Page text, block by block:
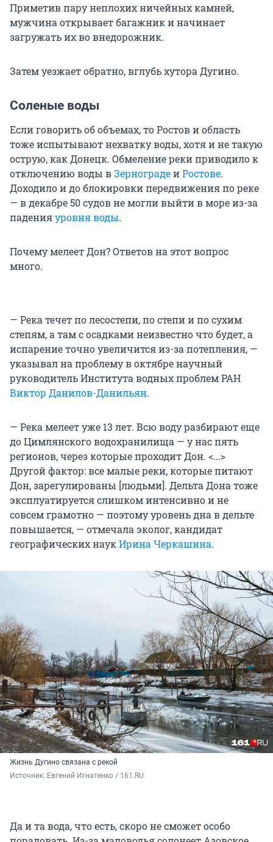
Приметив пару неплохих ничейных камней,
мужчина открывает багажник и начинает
загружать их во внедорожник.
Затем уезжает обратно, вглубь хутора Дугино.
Соленые воды
Если говорить об объемах, то Ростов и область
тоже испытывают нехватку воды, хотя и не такую
острую, как Донецк. Обмеление реки приводило к
отключению воды вЗерноградеиРостове.
Доходило и до блокировки передвижения по реке
— в декабре 50 судов не могли выйти в море из-за
паденияуровня воды.
Почему мелеет Дон? Ответов на этот вопрос
много.
— Река течет по лесостепи, по степи и по сухим
степям, а там с осадками неизвестно что будет, а
испарение точно увеличится из-за потепления, —
указывал на проблему в октябре научный
руководитель Института водных проблем РАН
Виктор Данилов-Данильян.
— Река мелеет уже 13 лет. Всю воду разбирают еще
до Цимлянского водохранилища — у нас пять
регионов, через которые проходит Дон. <...>
Другой фактор: все малые реки, которые питают
Дон, зарегулированы [людьми]. Дельта Дона тоже
эксплуатируется слишком интенсивно и не
совсем грамотно — поэтому уровень дна в дельте
повышается, — отмечала эколог, кандидат
географических наукИрина Черкашина.
Жизнь Дугино связана с рекой
Источник: Евгений Игнатенко / 161.RU
Да и та вода, что есть, скоро не сможет особо